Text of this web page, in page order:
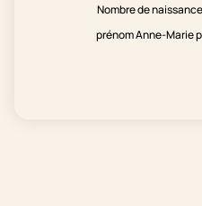
Nombre de
prénom Anne-Marie